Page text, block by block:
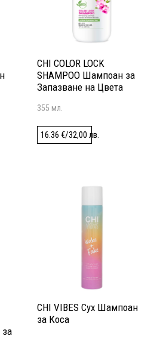
CHI COLOR LOCK
SHAMPOO Шампоан за
Запазване на Цвета
355 мл.
16.36 €/32,00 лв.
CHI VIBES Сух Шампоан
за Коса